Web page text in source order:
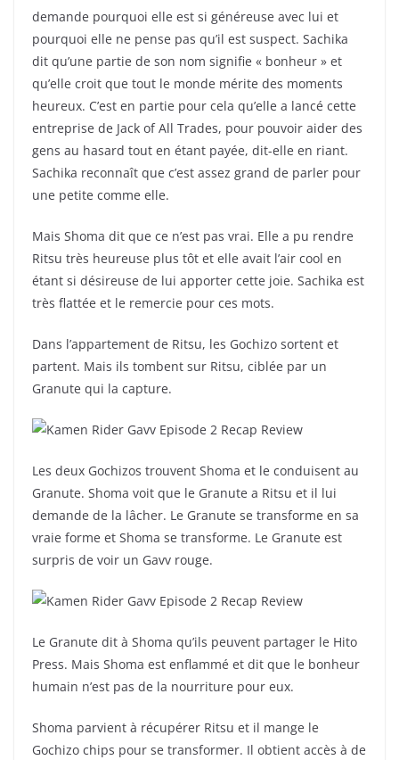
demande pourquoi elle est si généreuse avec lui et
pourquoi elle ne pense pas qu’il est suspect. Sachika
dit qu’une partie de son nom signifie « bonheur » et
qu’elle croit que tout le monde mérite des moments
heureux. C’est en partie pour cela qu’elle a lancé cette
entreprise de Jack of All Trades, pour pouvoir aider des
gens au hasard tout en étant payée, dit-elle en riant.
Sachika reconnaît que c’est assez grand de parler pour
une petite comme elle.
Mais Shoma dit que ce n’est pas vrai. Elle a pu rendre
Ritsu très heureuse plus tôt et elle avait l’air cool en
étant si désireuse de lui apporter cette joie. Sachika est
très flattée et le remercie pour ces mots.
Dans l’appartement de Ritsu, les Gochizo sortent et
partent. Mais ils tombent sur Ritsu, ciblée par un
Granute qui la capture.
Les deux Gochizos trouvent Shoma et le conduisent au
Granute. Shoma voit que le Granute a Ritsu et il lui
demande de la lâcher. Le Granute se transforme en sa
vraie forme et Shoma se transforme. Le Granute est
surpris de voir un Gavv rouge.
Le Granute dit à Shoma qu’ils peuvent partager le Hito
Press. Mais Shoma est enflammé et dit que le bonheur
humain n’est pas de la nourriture pour eux.
Shoma parvient à récupérer Ritsu et il mange le
Gochizo chips pour se transformer. Il obtient accès à de